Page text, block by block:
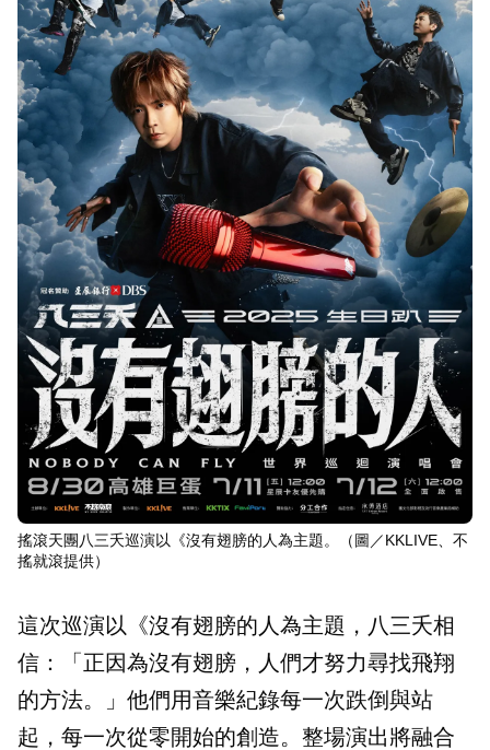
搖滾天團八三夭巡演以《沒有翅膀的人為主題。（圖／KKLIVE、不
搖就滾提供）
這次巡演以《沒有翅膀的人為主題，八三夭相
信：「正因為沒有翅膀，人們才努力尋找飛翔
的方法。」他們用音樂紀錄每一次跌倒與站
起，每一次從零開始的創造。整場演出將融合